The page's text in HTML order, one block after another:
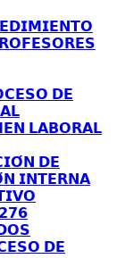
𝗗𝗘
𝗟𝗔𝗕𝗢𝗥𝗔𝗟
𝗗𝗘
𝗜𝗡𝗧𝗘𝗥𝗡𝗔
𝗗𝗘